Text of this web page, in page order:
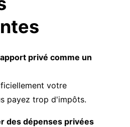
privé comme un
votre
payez trop d'impôts.
des dépenses privées